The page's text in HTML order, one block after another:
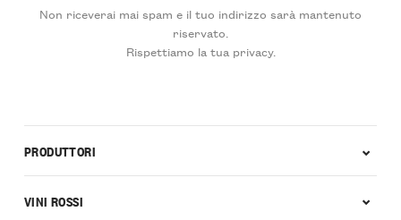
Non riceverai mai spam e il tuo indirizzo sarà mantenuto
riservato.
Rispettiamo la tua privacy.
PRODUTTORI
VINI ROSSI